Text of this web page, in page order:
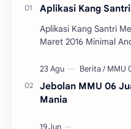
Aplikasi Kang
Aplikasi Kang Santri Menjawab Versi:
Maret 2016 Minimal Android: 2.1 ke atas Peracik:
Jebolan MMU 06
Mania